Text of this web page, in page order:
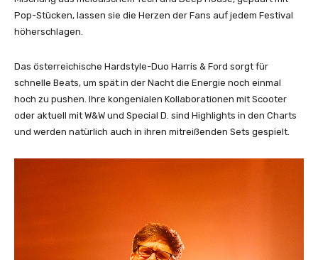
Pop-Stücken, lassen sie die Herzen der Fans auf jedem Festival
höherschlagen.
Das österreichische Hardstyle-Duo Harris & Ford sorgt für
schnelle Beats, um spät in der Nacht die Energie noch einmal
hoch zu pushen. Ihre kongenialen Kollaborationen mit Scooter
oder aktuell mit W&W und Special D. sind Highlights in den Charts
und werden natürlich auch in ihren mitreißenden Sets gespielt.